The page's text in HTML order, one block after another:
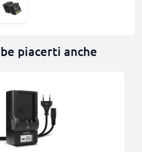
piacerti anche